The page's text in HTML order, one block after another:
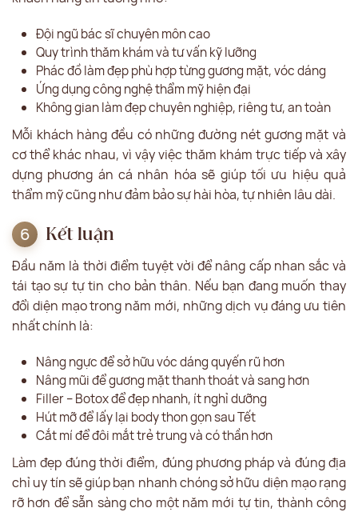
Đội ngũ bác sĩ chuyên môn cao
Quy trình thăm khám và tư vấn kỹ lưỡng
Phác đồ làm đẹp phù hợp từng gương mặt, vóc dáng
Ứng dụng công nghệ thẩm mỹ hiện đại
Không gian làm đẹp chuyên nghiệp, riêng tư, an toàn
Mỗi khách hàng đều có những đường nét gương mặt và
cơ thể khác nhau, vì vậy việc thăm khám trực tiếp và xây
dựng phương án cá nhân hóa sẽ giúp tối ưu hiệu quả
thẩm mỹ cũng như đảm bảo sự hài hòa, tự nhiên lâu dài.
Kết luận
Đầu năm là thời điểm tuyệt vời để nâng cấp nhan sắc và
tái tạo sự tự tin cho bản thân. Nếu bạn đang muốn thay
đổi diện mạo trong năm mới, những dịch vụ đáng ưu tiên
nhất chính là:
Nâng ngực để sở hữu vóc dáng quyến rũ hơn
Nâng mũi để gương mặt thanh thoát và sang hơn
Filler – Botox để đẹp nhanh, ít nghỉ dưỡng
Hút mỡ để lấy lại body thon gọn sau Tết
Cắt mí để đôi mắt trẻ trung và có thần hơn
Làm đẹp đúng thời điểm, đúng phương pháp và đúng địa
chỉ uy tín sẽ giúp bạn nhanh chóng sở hữu diện mạo rạng
rỡ hơn để sẵn sàng cho một năm mới tự tin, thành công